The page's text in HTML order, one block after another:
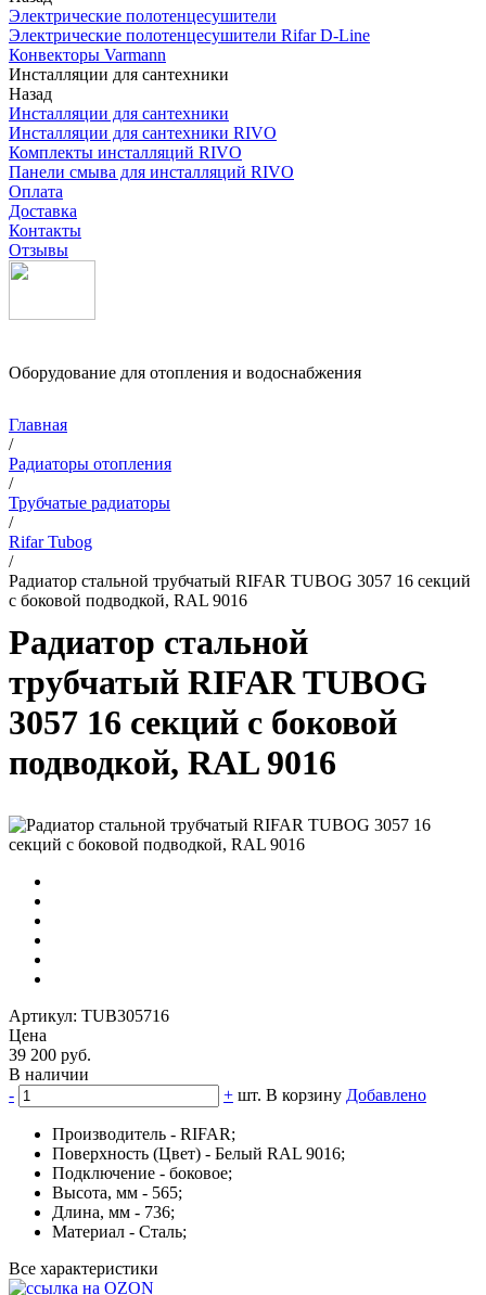
Электрические полотенцесушители
Электрические полотенцесушители Rifar D-Line
Конвекторы Varmann
Инсталляции для сантехники
Назад
Инсталляции для сантехники
Инсталляции для сантехники RIVO
Комплекты инсталляций RIVO
Панели смыва для инсталляций RIVO
Оплата
Доставка
Контакты
Отзывы
Оборудование для отопления и водоснабжения
Главная
/
Радиаторы отопления
/
Трубчатые радиаторы
/
Rifar Tubog
/
Радиатор стальной трубчатый RIFAR TUBOG 3057 16 секций
с боковой подводкой, RAL 9016
Радиатор стальной
трубчатый RIFAR TUBOG
3057 16 секций с боковой
подводкой, RAL 9016
Артикул: TUB305716
Цена
39 200 руб.
В наличии
-
+ шт. В корзину Добавлено
Производитель - RIFAR;
Поверхность (Цвет) - Белый RAL 9016;
Подключение - боковое;
Высота, мм - 565;
Длина, мм - 736;
Материал - Сталь;
Все характеристики